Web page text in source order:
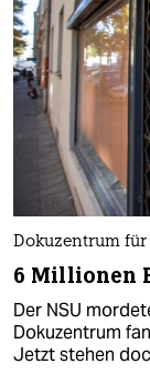
Dokuzentrum
6 Millionen
Der NSU
Dokuzentrum
Jetzt stehen